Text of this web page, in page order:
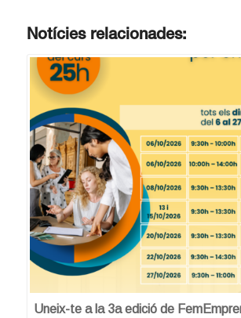
Notícies relacionades:
Uneix-te a la 3a edició de